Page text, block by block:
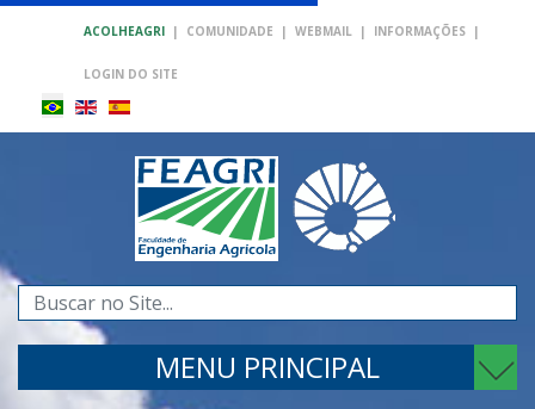
ACOLHEAGRI | COMUNIDADE | WEBMAIL | INFORMAÇÕES |
LOGIN DO SITE
Pesquisar...
MENU PRINCIPAL